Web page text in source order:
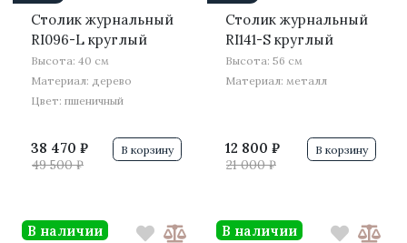
Столик журнальный
RI096-L круглый
Высота: 40 см
Материал: дерево
Цвет: пшеничный
38 470 ₽
49 500 ₽
В корзину
Столик журнальный
RI141-S круглый
Высота: 56 см
Материал: металл
12 800 ₽
21 000 ₽
В корзину
В наличии В наличии